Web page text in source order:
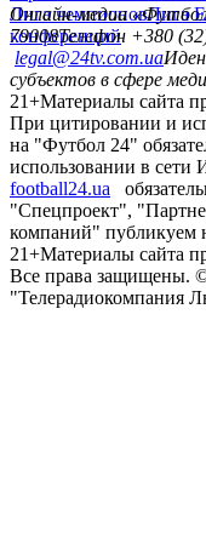
Лига чемпионовЛига
конференций
Онлайн-медиа
79008Телефон +380
legal@24tv.com.ua
субъектов в сфере
21+Материалы сайта
При цитировании и
на "Футбол 24"
использовании в сети
football24.ua
"Спецпроект",
компаний" публикуем
21+Материалы сайта
Все права защищены.
"Телерадиокомпания